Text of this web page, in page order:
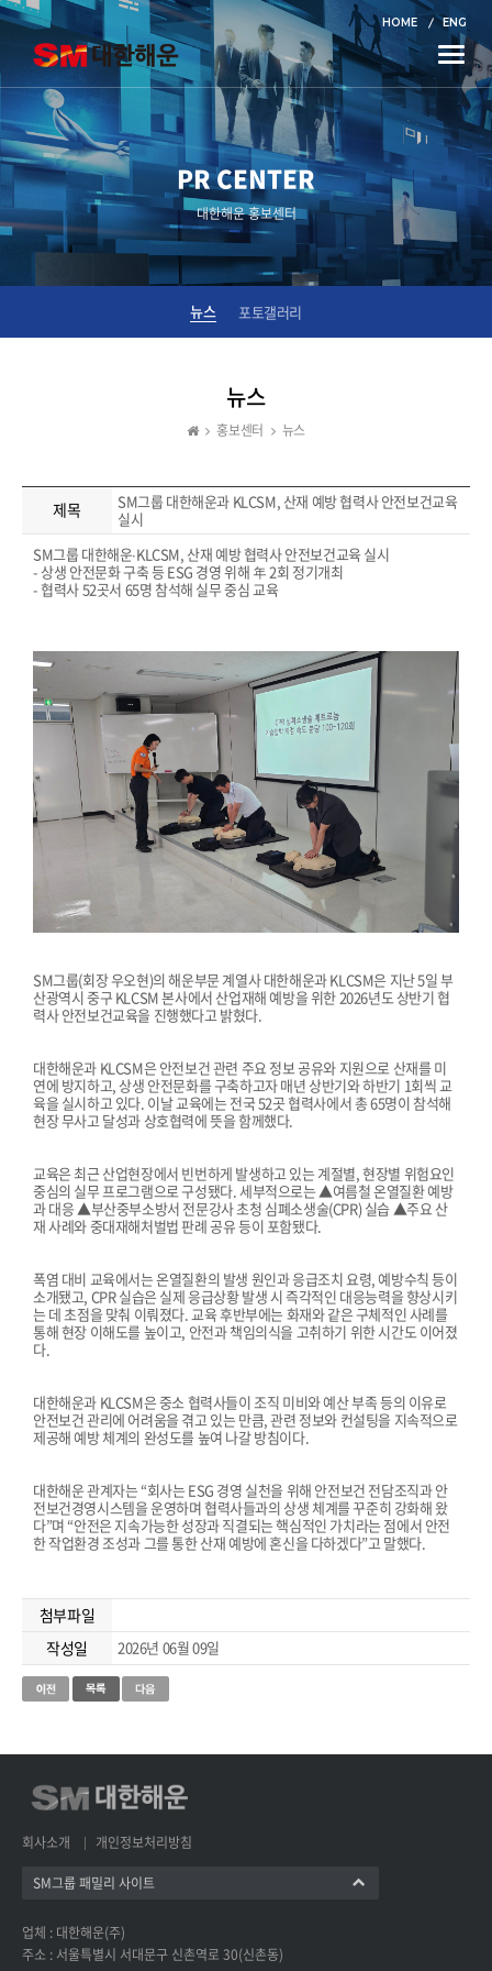
HOME ENG
Toggle
PR CENTER
대한해운 홍보센터
뉴스 포토갤러리
뉴스
홍보센터 뉴스
제목
SM그룹 대한해운과 KLCSM, 산재 예방 협력사 안전보건교육
실시
SM그룹 대한해운∙KLCSM, 산재 예방 협력사 안전보건교육 실시
- 상생 안전문화 구축 등 ESG 경영 위해 年 2회 정기개최
- 협력사 52곳서 65명 참석해 실무 중심 교육
SM그룹(회장 우오현)의 해운부문 계열사 대한해운과 KLCSM은 지난 5일 부
산광역시 중구 KLCSM 본사에서 산업재해 예방을 위한 2026년도 상반기 협
력사 안전보건교육을 진행했다고 밝혔다.
대한해운과 KLCSM은 안전보건 관련 주요 정보 공유와 지원으로 산재를 미
연에 방지하고, 상생 안전문화를 구축하고자 매년 상반기와 하반기 1회씩 교
육을 실시하고 있다. 이날 교육에는 전국 52곳 협력사에서 총 65명이 참석해
현장 무사고 달성과 상호협력에 뜻을 함께했다.
교육은 최근 산업현장에서 빈번하게 발생하고 있는 계절별, 현장별 위험요인
중심의 실무 프로그램으로 구성됐다. 세부적으로는 ▲여름철 온열질환 예방
과 대응 ▲부산중부소방서 전문강사 초청 심폐소생술(CPR) 실습 ▲주요 산
재 사례와 중대재해처벌법 판례 공유 등이 포함됐다.
폭염 대비 교육에서는 온열질환의 발생 원인과 응급조치 요령, 예방수칙 등이
소개됐고, CPR 실습은 실제 응급상황 발생 시 즉각적인 대응능력을 향상시키
는 데 초점을 맞춰 이뤄졌다. 교육 후반부에는 화재와 같은 구체적인 사례를
통해 현장 이해도를 높이고, 안전과 책임의식을 고취하기 위한 시간도 이어졌
다.
대한해운과 KLCSM은 중소 협력사들이 조직 미비와 예산 부족 등의 이유로
안전보건 관리에 어려움을 겪고 있는 만큼, 관련 정보와 컨설팅을 지속적으로
제공해 예방 체계의 완성도를 높여 나갈 방침이다.
대한해운 관계자는 “회사는 ESG 경영 실천을 위해 안전보건 전담조직과 안
전보건경영시스템을 운영하며 협력사들과의 상생 체계를 꾸준히 강화해 왔
다”며 “안전은 지속가능한 성장과 직결되는 핵심적인 가치라는 점에서 안전
한 작업환경 조성과 그를 통한 산재 예방에 혼신을 다하겠다”고 말했다.
첨부파일
작성일
2026년 06월 09일
회사소개 개인정보처리방침
SM그룹 패밀리 사이트
업체 : 대한해운(주)
주소 : 서울특별시 서대문구 신촌역로 30(신촌동)